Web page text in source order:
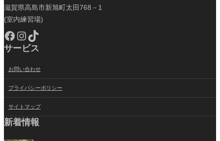
滋賀県高島市新旭町太田768－1
(室内練習場)
Facebook Instagram TikTok
サービス
お問い合わせ
プライバシーポリシー
サイトマップ
新着情報